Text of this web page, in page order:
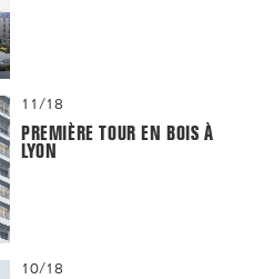
11/18
PREMIÈRE TOUR EN BOIS À
LYON
10/18